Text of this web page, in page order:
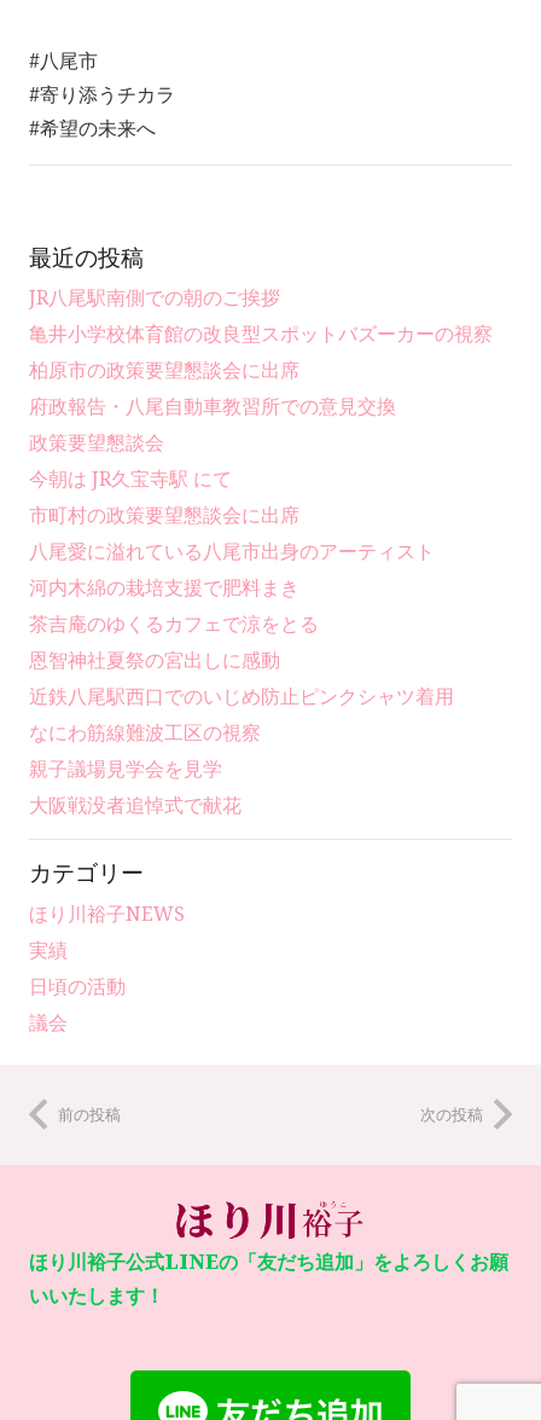
#八尾市
#寄り添うチカラ
#希望の未来へ
最近の投稿
JR八尾駅南側での朝のご挨拶
亀井小学校体育館の改良型スポットバズーカーの視察
柏原市の政策要望懇談会に出席
府政報告・八尾自動車教習所での意見交換
政策要望懇談会
今朝は JR久宝寺駅 にて
市町村の政策要望懇談会に出席
八尾愛に溢れている八尾市出身のアーティスト
河内木綿の栽培支援で肥料まき
茶吉庵のゆくるカフェで涼をとる
恩智神社夏祭の宮出しに感動
近鉄八尾駅西口でのいじめ防止ピンクシャツ着用
なにわ筋線難波工区の視察
親子議場見学会を見学
大阪戦没者追悼式で献花
カテゴリー
ほり川裕子NEWS
実績
日頃の活動
議会
前の投稿 次の投稿
ほり川裕子公式LINEの「友だち追加」をよろしくお願
いいたします！